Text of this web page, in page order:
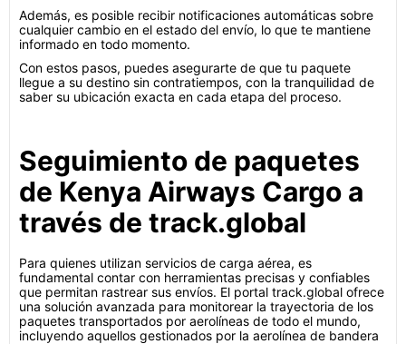
Además, es posible recibir notificaciones automáticas sobre
cualquier cambio en el estado del envío, lo que te mantiene
informado en todo momento.
Con estos pasos, puedes asegurarte de que tu paquete
llegue a su destino sin contratiempos, con la tranquilidad de
saber su ubicación exacta en cada etapa del proceso.
Seguimiento de paquetes
de Kenya Airways Cargo a
través de track.global
Para quienes utilizan servicios de carga aérea, es
fundamental contar con herramientas precisas y confiables
que permitan rastrear sus envíos. El portal track.global ofrece
una solución avanzada para monitorear la trayectoria de los
paquetes transportados por aerolíneas de todo el mundo,
incluyendo aquellos gestionados por la aerolínea de bandera